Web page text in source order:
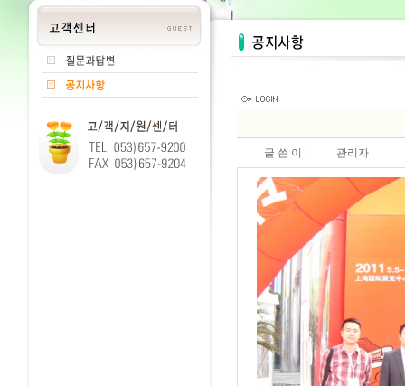
글 쓴 이 : 관리자